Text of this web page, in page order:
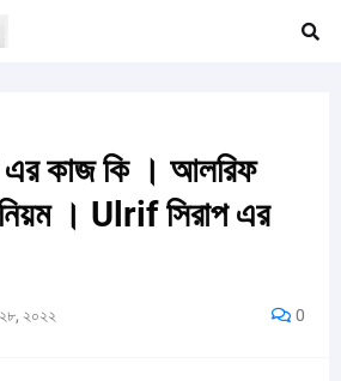
এর কাজ কি । আলরিফ
নিয়ম । Ulrif সিরাপ এর
২৮, ২০২২ 0